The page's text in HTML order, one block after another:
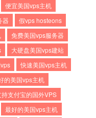
便宜美国vps主机
器
假vps hosteons
免费美国vps服务器
大硬盘美国vps建站
快速美国vps主机
的美国vps主机
持支付宝的国外VPS
最好的美国vps主机